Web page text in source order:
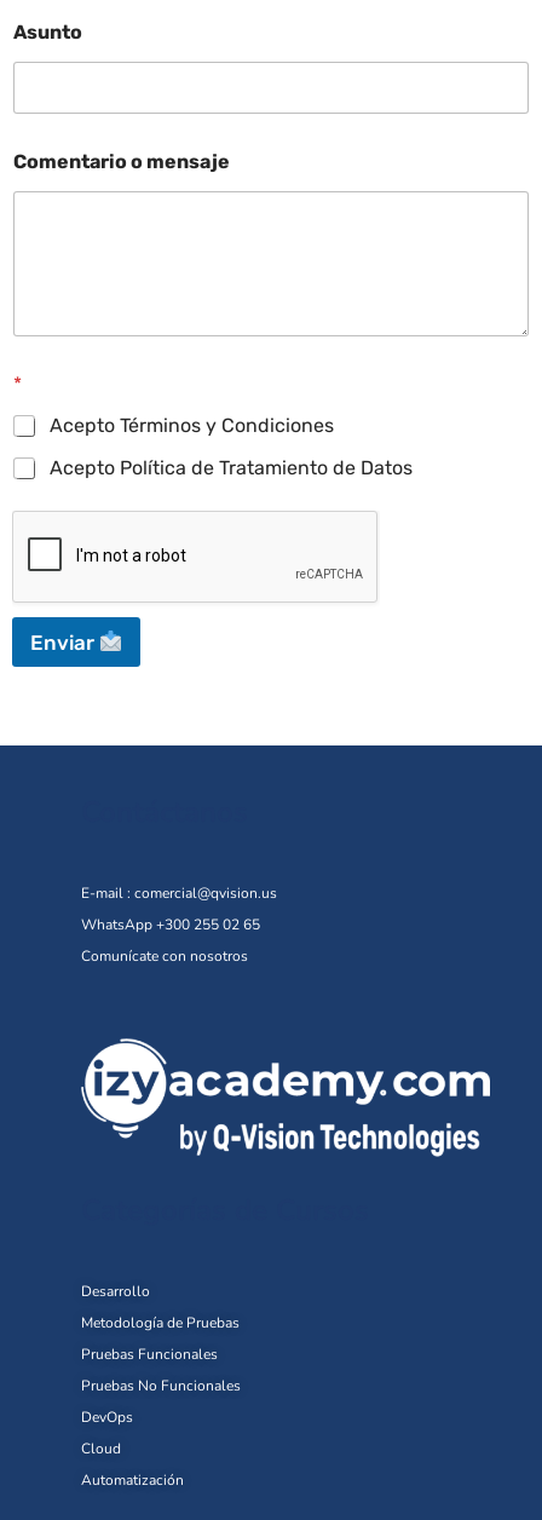
Asunto
Comentario o mensaje
*
Acepto Términos y Condiciones
Acepto Política de Tratamiento de Datos
Enviar
E-mail : comercial@qvision.us
WhatsApp +300 255 02 65
Comunícate con nosotros
Desarrollo
Metodología de Pruebas
Pruebas Funcionales
Pruebas No Funcionales
DevOps
Cloud
Automatización